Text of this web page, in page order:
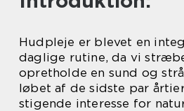
Hudpleje er blevet en
daglige rutine, da vi
opretholde en sund og
løbet af de sidste par
stigende interesse for